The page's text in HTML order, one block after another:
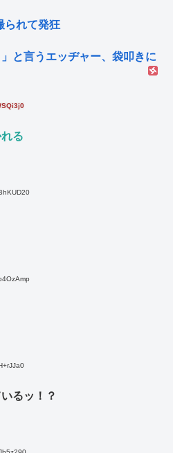
られて発狂
と言うエッヂャー、袋叩きに
SQi3j0
る
るッ！？